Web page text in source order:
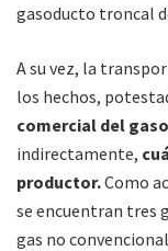
gasoducto troncal
A su vez, la
los hechos,
comercial del
indirectamente,
productor.Como
se encuentran tres
gas no